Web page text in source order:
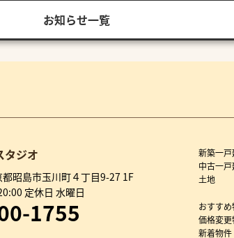
お知らせ一覧
タジオ
昭島市玉川町４丁目9-27 1F
定休日 水曜日
1755
新築一戸
中古一戸
土地
おすす
価格変更
新着物件